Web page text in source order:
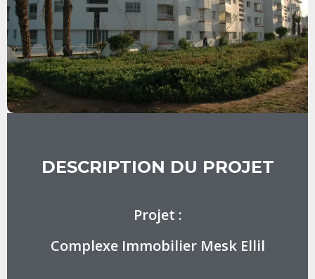
DESCRIPTION DU PROJET
Projet :
Complexe Immobilier Mesk Ellil